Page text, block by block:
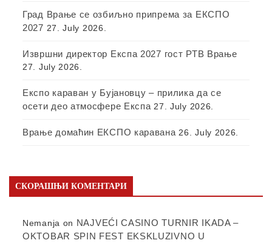
Град Врање се озбиљно припрема за ЕКСПО
2027 27. July 2026.
Извршни директор Експа 2027 гост РТВ Врање
27. July 2026.
Експо караван у Бујановцу – прилика да се
осети део атмосфере Експа 27. July 2026.
Врање домаћин ЕКСПО каравана 26. July 2026.
СКОРАШЊИ КОМЕНТАРИ
Nemanja on NAJVEĆI CASINO TURNIR IKADA –
OKTOBAR SPIN FEST EKSKLUZIVNO U